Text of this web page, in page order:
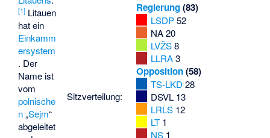
Sitzverteilung:
Regierung(83)
LSDP52
NA20
LVŽS8
LLRA3
Opposition(58)
TS-LKD 28
DSVL13
LRLS12
LT1
NS1
[1] Litauen
hat ein
Einkamm
ersystem
. Der
Name ist
vom
polnische
n„Sejm“
abgeleitet